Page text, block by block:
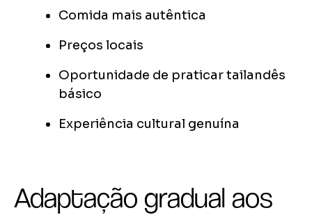
Comida mais autêntica
Preços locais
Oportunidade de praticar tailandês
básico
Experiência cultural genuína
Adaptação gradual aos